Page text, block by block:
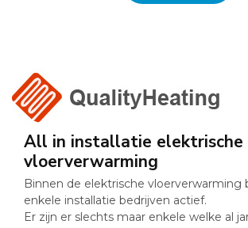
All in installatie elektrische
vloerverwarming
Binnen de elektrische vloerverwarming
enkele installatie bedrijven actief.
Er zijn er slechts maar enkele welke al